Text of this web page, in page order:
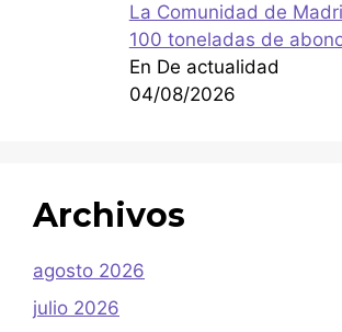
La Comunidad de
100 toneladas de
En De actualidad
04/08/2026
Archivos
agosto 2026
julio 2026